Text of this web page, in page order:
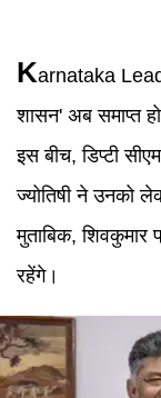
Karnataka
शासन' अब समाप्त
इस बीच, डिप्टी
ज्योतिषी ने उनको
मुताबिक,
रहेंगे।